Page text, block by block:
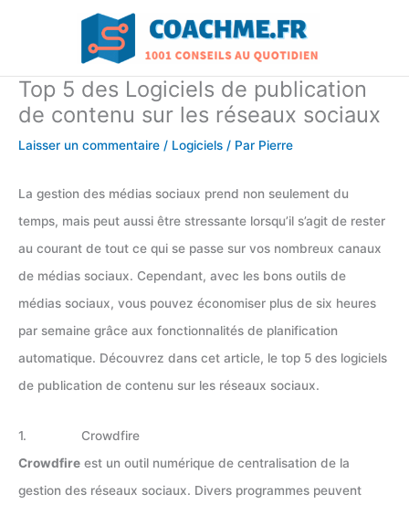
Top 5 des Logiciels de publication
de contenu sur les réseaux sociaux
Laisser un commentaire / Logiciels / Par Pierre
La gestion des médias sociaux prend non seulement du
temps, mais peut aussi être stressante lorsqu’il s’agit de rester
au courant de tout ce qui se passe sur vos nombreux canaux
de médias sociaux. Cependant, avec les bons outils de
médias sociaux, vous pouvez économiser plus de six heures
par semaine grâce aux fonctionnalités de planification
automatique. Découvrez dans cet article, le top 5 des logiciels
de publication de contenu sur les réseaux sociaux.
1. Crowdfire
Crowdfire est un outil numérique de centralisation de la
gestion des réseaux sociaux. Divers programmes peuvent